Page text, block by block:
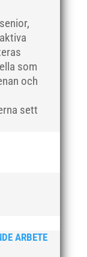
som
och
sett
ARBETE